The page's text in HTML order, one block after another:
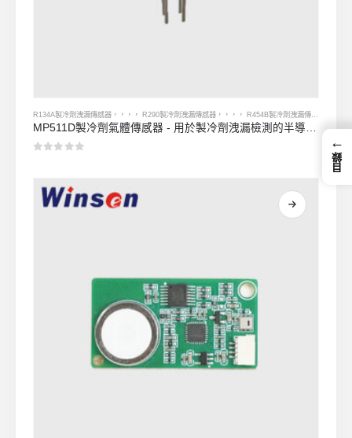
R134A製冷劑洩漏傳感器 ，，，， R290製冷劑洩漏傳感器 ，，，， R454B製冷劑洩漏傳感器
MP511D製冷劑氣體傳感器 - 用於製冷劑洩漏檢測的半導體傳感器
←
目錄